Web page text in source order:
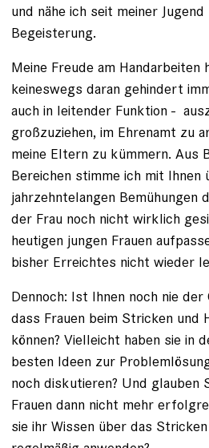
und nähe ich seit meiner
Begeisterung.
Meine Freude am Handarbeiten
keineswegs daran gehindert
auch in leitender Funktion -
großzuziehen, im Ehrenamt zu
meine Eltern zu kümmern. Aus
Bereichen stimme ich mit
jahrzehntelangen Bemühungen
der Frau noch nicht wirklich
heutigen jungen Frauen
bisher Erreichtes nicht wieder
Dennoch: Ist Ihnen noch nie der
dass Frauen beim Stricken und
können? Vielleicht haben sie in
besten Ideen zur
noch diskutieren? Und glauben
Frauen dann nicht mehr
sie ihr Wissen über das